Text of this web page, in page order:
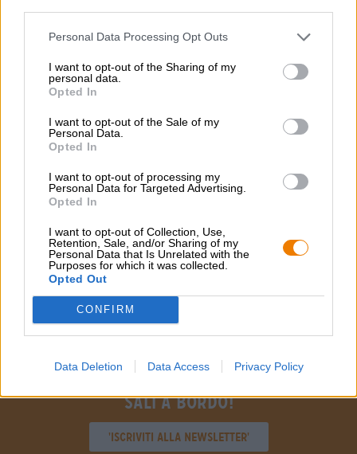
Personal Data Processing Opt Outs
I want to opt-out of the Sharing of my
personal data.
Opted In
I want to opt-out of the Sale of my
Personal Data.
Opted In
I want to opt-out of processing my
Personal Data for Targeted Advertising.
Opted In
I want to opt-out of Collection, Use,
Retention, Sale, and/or Sharing of my
Personal Data that Is Unrelated with the
Purposes for which it was collected.
Opted Out
CONFIRM
Data Deletion Data Access Privacy Policy
CONSULENZA GRATUITA SULLA BIRRA
Hai domande su questa birra? Siamo qui per te.
shop@bierothek.de
commercianti o ristoratori
Du willst größere Mengen günstiger einkaufen?
grosshandel@bierothek.de
Verifica in loco
È Mandarina Bavaria Da Veldensteiner Disponibile anche
nella mia filiale?
Controlla ora
Sali a bordo!
'Iscriviti alla newsletter'